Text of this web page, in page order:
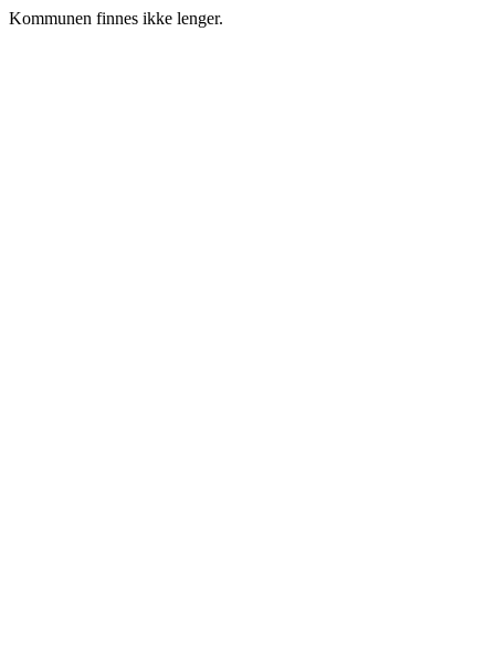
Kommunen finnes ikke lenger.